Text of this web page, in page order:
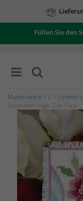
Füllen Sie den
Markenware L
Schmetterlinge 2-er Pack